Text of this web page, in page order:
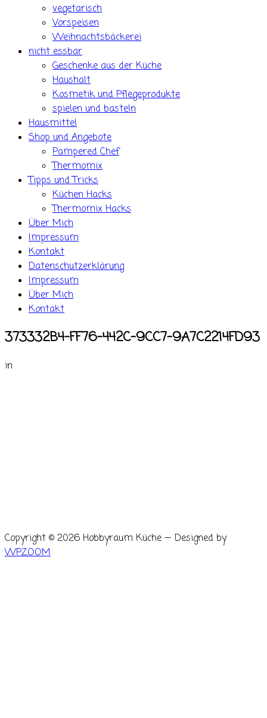
vegetarisch
Vorspeisen
Weihnachtsbäckerei
nicht essbar
Geschenke aus der Küche
Haushalt
Kosmetik und Pflegeprodukte
spielen und basteln
Hausmittel
Shop und Angebote
Pampered Chef
Thermomix
Tipps und Tricks
Küchen Hacks
Thermomix Hacks
Über Mich
Impressum
Kontakt
Datenschutzerklärung
Impressum
Über Mich
Kontakt
373332B4-FF76-442C-9CC7-9A7C2214FD93
in
Copyright © 2026 Hobbyraum Küche — Designed by
WPZOOM